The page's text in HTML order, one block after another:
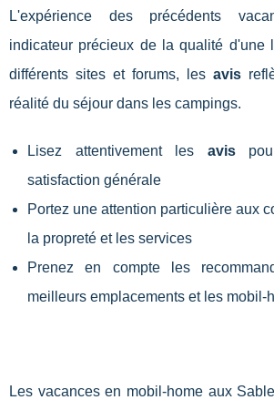
L'expérience des précédents
indicateur précieux de la qualité d'une
différents sites et forums, lesavis
réalité du séjour dans les campings.
Lisez attentivement les avis
satisfaction générale
Portez une attention particulière aux
la propreté et les services
Prenez en compte les
meilleurs emplacements et les mobil-
Les vacances en mobil-home aux